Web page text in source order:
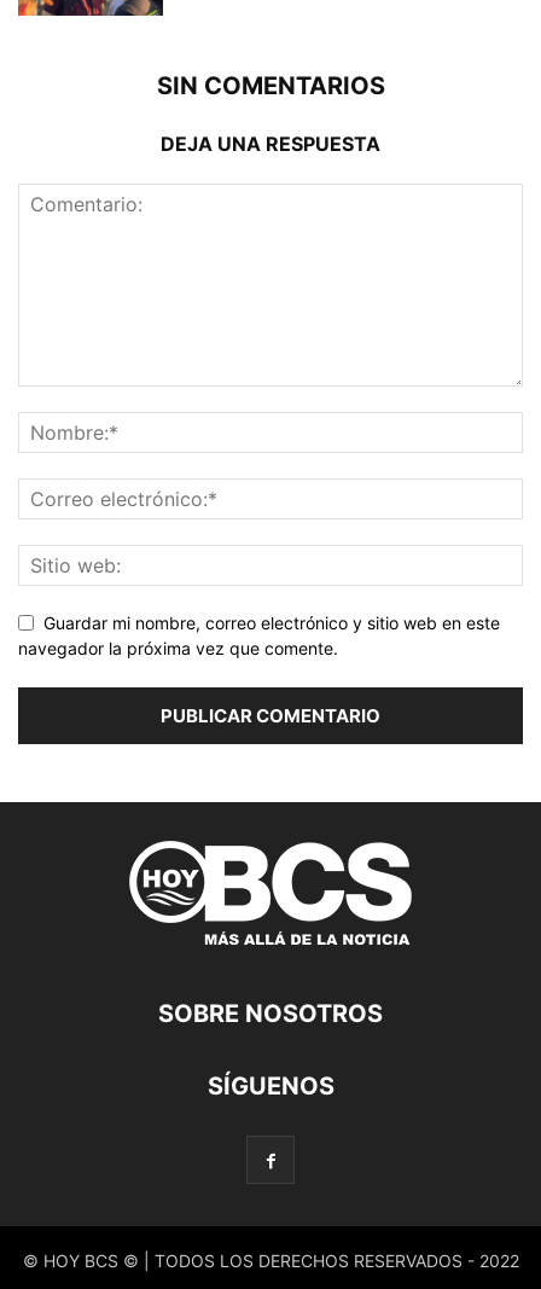
SIN COMENTARIOS
DEJA UNA RESPUESTA
Guardar mi nombre, correo electrónico y sitio web en este
navegador la próxima vez que comente.
SOBRE NOSOTROS
SÍGUENOS
© HOY BCS © | TODOS LOS DERECHOS RESERVADOS - 2022